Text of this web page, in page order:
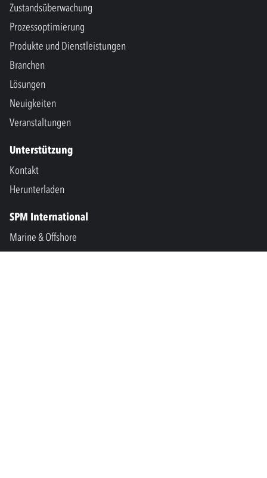
Zustandsüberwachung
Prozessoptimierung
Produkte und Dienstleistungen
Branchen
Lösungen
Neuigkeiten
Veranstaltungen
Unterstützung
Kontakt
Herunterladen
SPM International
Marine & Offshore